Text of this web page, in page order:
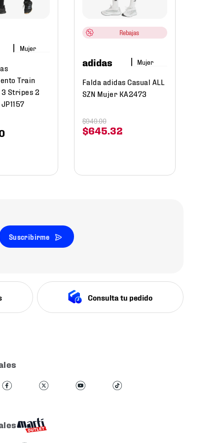
Mujer
Train
Stripes 2
Rebajas
adidas Mujer
Falda adidas Casual ALL
SZN Mujer KA2473
$645.32
$949.00
Suscribirme
Consulta tu pedido